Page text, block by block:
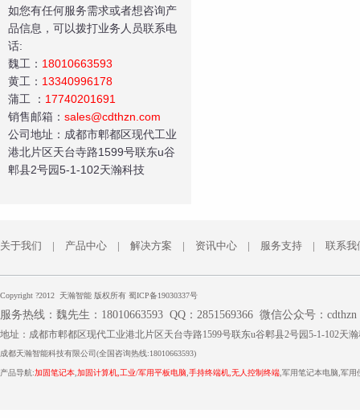
如您有任何服务需求或者想咨询产
品信息，可以拨打业务人员联系电
话:
魏工： 18010663593
黄工 ： 13340996178
蒲工
： 17740201691
销售邮箱： sales@cdthzn.com
公司地址：成都市郫都区现代工业
港北片区天台寺路1599号联东u谷
郫县2号园5-1-102天瀚科技
关于我们 | 产品中心 | 解决方案 | 资讯中心 | 服务支持 | 联系我
Copyright ?2012 天瀚智能 版权所有 蜀ICP备19030337号
服务热线：魏先生：18010663593 QQ：2851569366 微信公众号：cdthzn
地址：成都市郫都区现代工业港北片区天台寺路1599号联东u谷郫县2号园5-1-102天
成都天瀚智能科技有限公司(全国咨询热线:18010663593)
产品导航:加固笔记本 加固计算机 工业/军用平板电脑 手持终端机 无人控制终端 ,军用笔记本电脑,军